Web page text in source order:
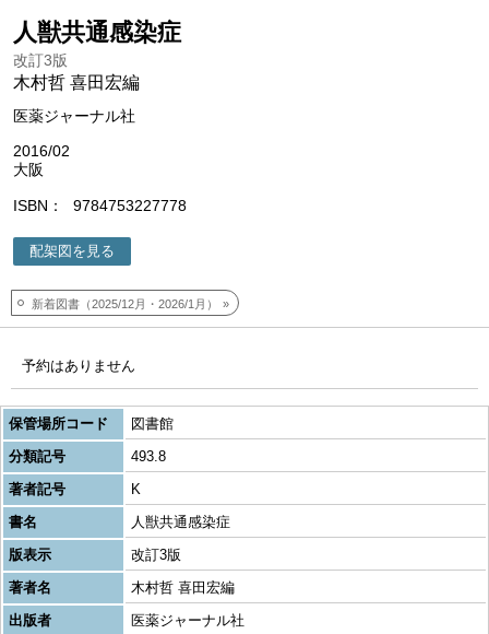
人獣共通感染症
改訂3版
木村哲 喜田宏編
医薬ジャーナル社
2016/02
大阪
ISBN 9784753227778
配架図を見る
新着図書（2025/12月・2026/1月）
予約はありません
保管場所コード
図書館
分類記号
493.8
著者記号
K
書名
人獣共通感染症
版表示
改訂3版
著者名
木村哲 喜田宏編
出版者
医薬ジャーナル社